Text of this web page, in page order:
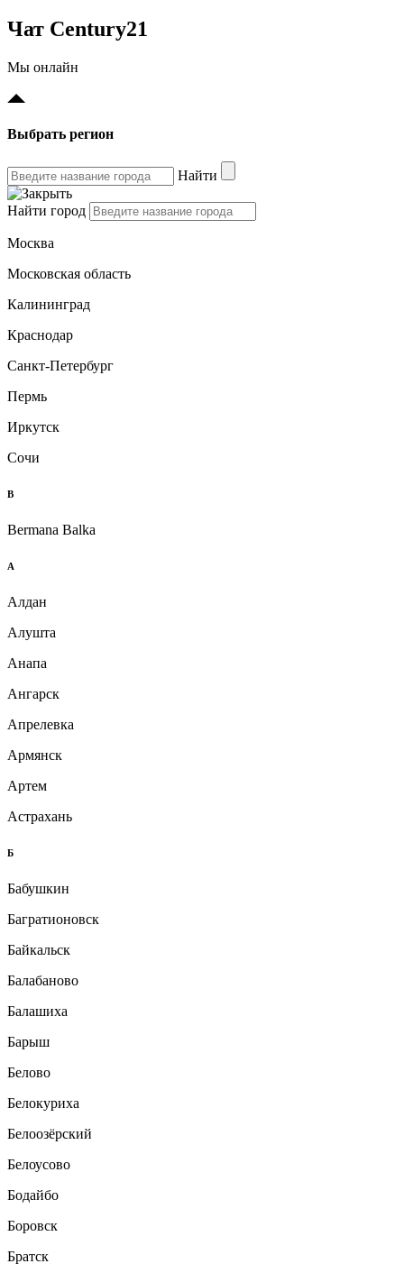
Чат Century21
Мы онлайн
Выбрать регион
Найти
Найти город
Москва
Московская область
Калининград
Краснодар
Санкт-Петербург
Пермь
Иркутск
Сочи
B
Bermana Balka
А
Алдан
Алушта
Анапа
Ангарск
Апрелевка
Армянск
Артем
Астрахань
Б
Бабушкин
Багратионовск
Байкальск
Балабаново
Балашиха
Барыш
Белово
Белокуриха
Белоозёрский
Белоусово
Бодайбо
Боровск
Братск